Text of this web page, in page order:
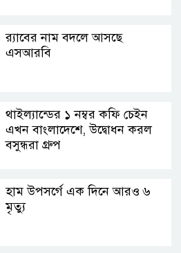
র‍্যাবের নাম বদলে আসছে
এসআরবি
থাইল্যান্ডের ১ নম্বর কফি চেইন
এখন বাংলাদেশে, উদ্বোধন করল
বসুন্ধরা গ্রুপ
হাম উপসর্গে এক দিনে আরও ৬
মৃত্যু